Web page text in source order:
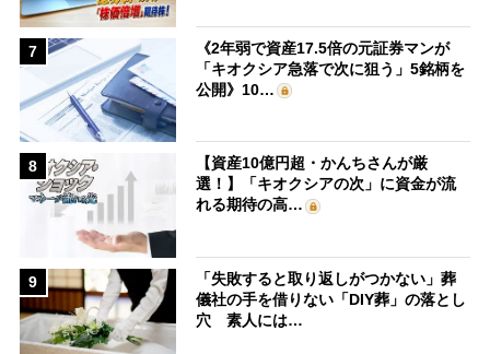
7
《2年弱で資産17.5倍の元証券マンが
「キオクシア急落で次に狙う」5銘柄を
公開》10…
8
【資産10億円超・かんちさんが厳
選！】「キオクシアの次」に資金が流
れる期待の高…
9
「失敗すると取り返しがつかない」葬
儀社の手を借りない「DIY葬」の落とし
穴 素人には…